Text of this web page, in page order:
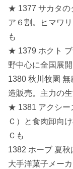
★ 1377 サカタの
ア６割。ヒマワ
も
★ 1379 ホクト
野中心に全国展
1380 秋川牧園
造販売。主力の
★ 1381 アクシー
Ｃ）と食肉卸向
Ｃも
1382 ホーブ 夏
大手洋菓子メー